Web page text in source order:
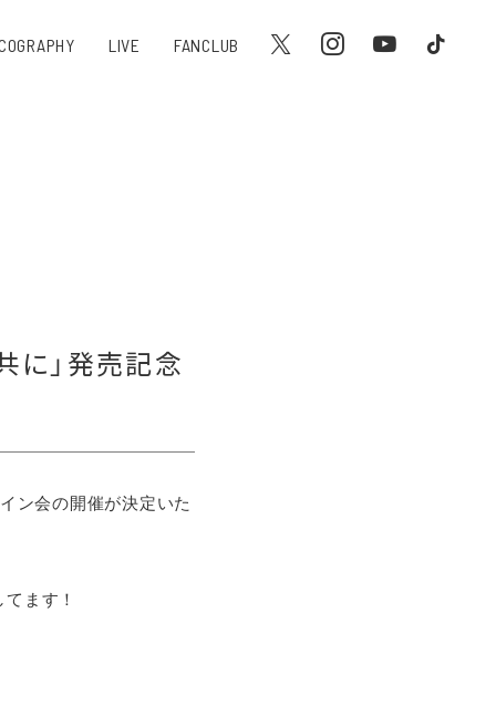
LIVE FANCLUB
に」発売記念
ン会の開催が決定いた
ます！